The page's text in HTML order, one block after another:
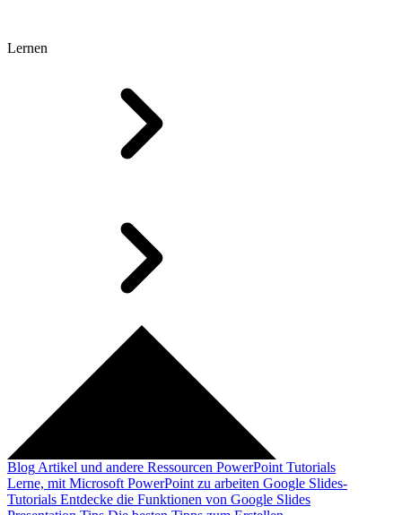
Lernen
Blog Artikel und andere Ressourcen PowerPoint Tutorials
Lerne, mit Microsoft PowerPoint zu arbeiten Google Slides-
Tutorials Entdecke die Funktionen von Google Slides